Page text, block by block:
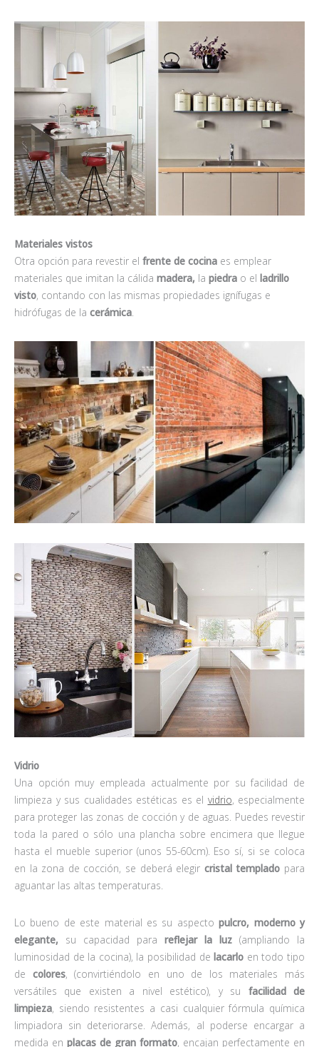
Materiales vistos
Otra opción para revestir el frente de cocina es emplear
materiales que imitan la cálida madera, la piedra o el ladrillo
visto, contando con las mismas propiedades ignífugas e
hidrófugas de la cerámica.
Vidrio
Una opción muy empleada actualmente por su facilidad de
limpieza y sus cualidades estéticas es el vidrio, especialmente
para proteger las zonas de cocción y de aguas. Puedes revestir
toda la pared o sólo una plancha sobre encimera que llegue
hasta el mueble superior (unos 55-60cm). Eso sí, si se coloca
en la zona de cocción, se deberá elegir cristal templado para
aguantar las altas temperaturas.
Lo bueno de este material es su aspectopulcro, moderno y
elegante, su capacidad para reflejar la luz (ampliando la
luminosidad de la cocina), la posibilidad de lacarlo en todo tipo
de colores, (convirtiéndolo en uno de los materiales más
versátiles que existen a nivel estético), y su facilidad de
limpieza, siendo resistentes a casi cualquier fórmula química
limpiadora sin deteriorarse. Además, al poderse encargar a
medida en placas de gran formato, encajan perfectamente en